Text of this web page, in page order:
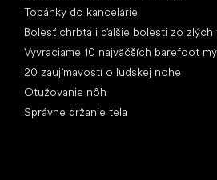
Topánky do kancelárie
Bolesť chrbta i ďalšie bolesti zo zlých
Vyvraciame 10 najväčších barefoot
20 zaujímavostí o ľudskej nohe
Otužovanie nôh
Správne držanie tela